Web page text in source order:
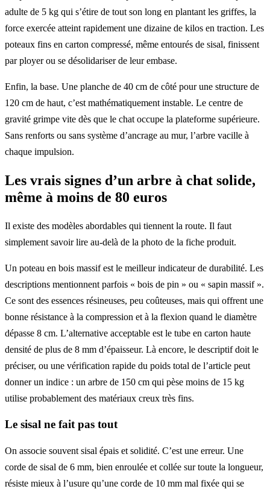
adulte de 5 kg qui s’étire de tout son long en plantant les griffes, la
force exercée atteint rapidement une dizaine de kilos en traction. Les
poteaux fins en carton compressé, même entourés de sisal, finissent
par ployer ou se désolidariser de leur embase.
Enfin, la base. Une planche de 40 cm de côté pour une structure de
120 cm de haut, c’est mathématiquement instable. Le centre de
gravité grimpe vite dès que le chat occupe la plateforme supérieure.
Sans renforts ou sans système d’ancrage au mur, l’arbre vacille à
chaque impulsion.
Les vrais signes d’un arbre à chat solide,
même à moins de 80 euros
Il existe des modèles abordables qui tiennent la route. Il faut
simplement savoir lire au-delà de la photo de la fiche produit.
Un poteau en bois massif est le meilleur indicateur de durabilité. Les
descriptions mentionnent parfois « bois de pin » ou « sapin massif ».
Ce sont des essences résineuses, peu coûteuses, mais qui offrent une
bonne résistance à la compression et à la flexion quand le diamètre
dépasse 8 cm. L’alternative acceptable est le tube en carton haute
densité de plus de 8 mm d’épaisseur. Là encore, le descriptif doit le
préciser, ou une vérification rapide du poids total de l’article peut
donner un indice : un arbre de 150 cm qui pèse moins de 15 kg
utilise probablement des matériaux creux très fins.
Le sisal ne fait pas tout
On associe souvent sisal épais et solidité. C’est une erreur. Une
corde de sisal de 6 mm, bien enroulée et collée sur toute la longueur,
résiste mieux à l’usure qu’une corde de 10 mm mal fixée qui se